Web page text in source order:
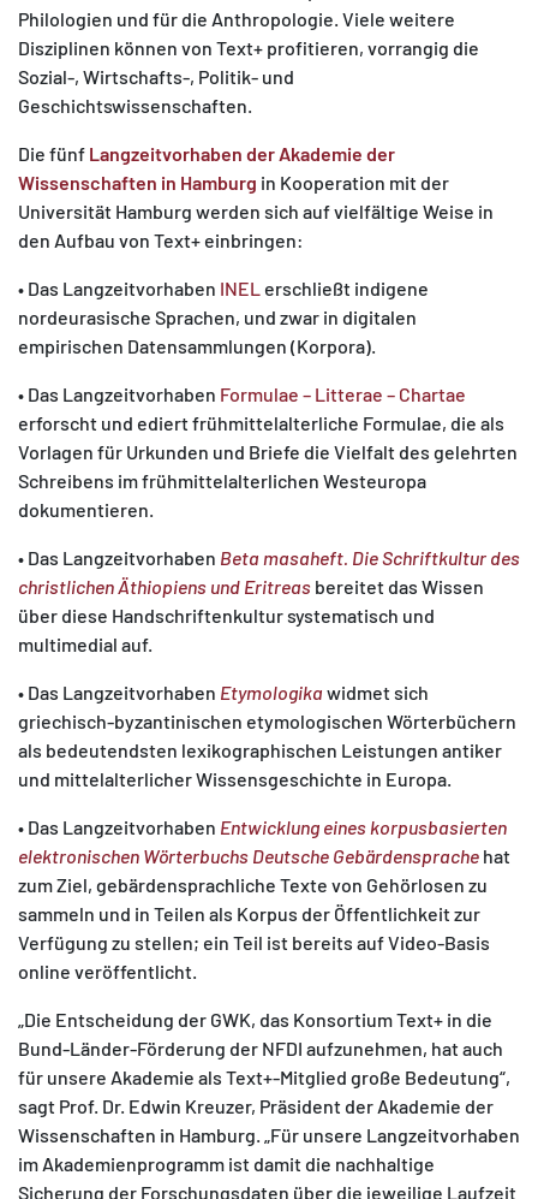
Philologien und für die Anthropologie. Viele weitere
Disziplinen können von Text+ profitieren, vorrangig die
Sozial-, Wirtschafts-, Politik- und
Geschichtswissenschaften.
Die fünf Langzeitvorhaben der Akademie der
Wissenschaften in Hamburg in Kooperation mit der
Universität Hamburg werden sich auf vielfältige Weise in
den Aufbau von Text+ einbringen:
• Das Langzeitvorhaben INEL erschließt indigene
nordeurasische Sprachen, und zwar in digitalen
empirischen Datensammlungen (Korpora).
• Das Langzeitvorhaben Formulae – Litterae – Chartae
erforscht und ediert frühmittelalterliche Formulae, die als
Vorlagen für Urkunden und Briefe die Vielfalt des gelehrten
Schreibens im frühmittelalterlichen Westeuropa
dokumentieren.
• Das Langzeitvorhaben Beta masaheft. Die Schriftkultur des
christlichen Äthiopiens und Eritreas bereitet das Wissen
über diese Handschriftenkultur systematisch und
multimedial auf.
• Das Langzeitvorhaben Etymologika widmet sich
griechisch-byzantinischen etymologischen Wörterbüchern
als bedeutendsten lexikographischen Leistungen antiker
und mittelalterlicher Wissensgeschichte in Europa.
• Das Langzeitvorhaben Entwicklung eines korpusbasierten
elektronischen Wörterbuchs Deutsche Gebärdensprache hat
zum Ziel, gebärdensprachliche Texte von Gehörlosen zu
sammeln und in Teilen als Korpus der Öffentlichkeit zur
Verfügung zu stellen; ein Teil ist bereits auf Video-Basis
online veröffentlicht.
„Die Entscheidung der GWK, das Konsortium Text+ in die
Bund-Länder-Förderung der NFDI aufzunehmen, hat auch
für unsere Akademie als Text+-Mitglied große Bedeutung“,
sagt Prof. Dr. Edwin Kreuzer, Präsident der Akademie der
Wissenschaften in Hamburg. „Für unsere Langzeitvorhaben
im Akademienprogramm ist damit die nachhaltige
Sicherung der Forschungsdaten über die jeweilige Laufzeit